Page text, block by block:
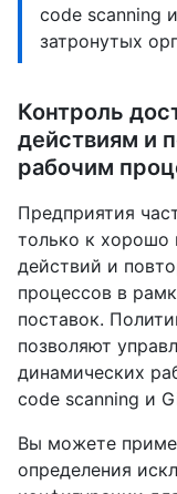
code scanning
затронутых
Контроль
действиям и
рабочим
Предприятия
только к хорошо
действий и
процессов в
поставок.
позволяют
динамических
code scanning и
Вы можете
определения